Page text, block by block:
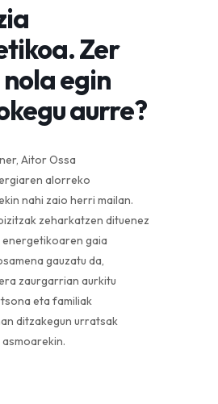
Zer
egin
aurre?
Aitor Ossa
alorreko
nahi zaio herri mailan.
zeharkatzen dituenez
gaia
gauzatu da,
zaurgarrian aurkitu
eta familiak
ditzakegun urratsak